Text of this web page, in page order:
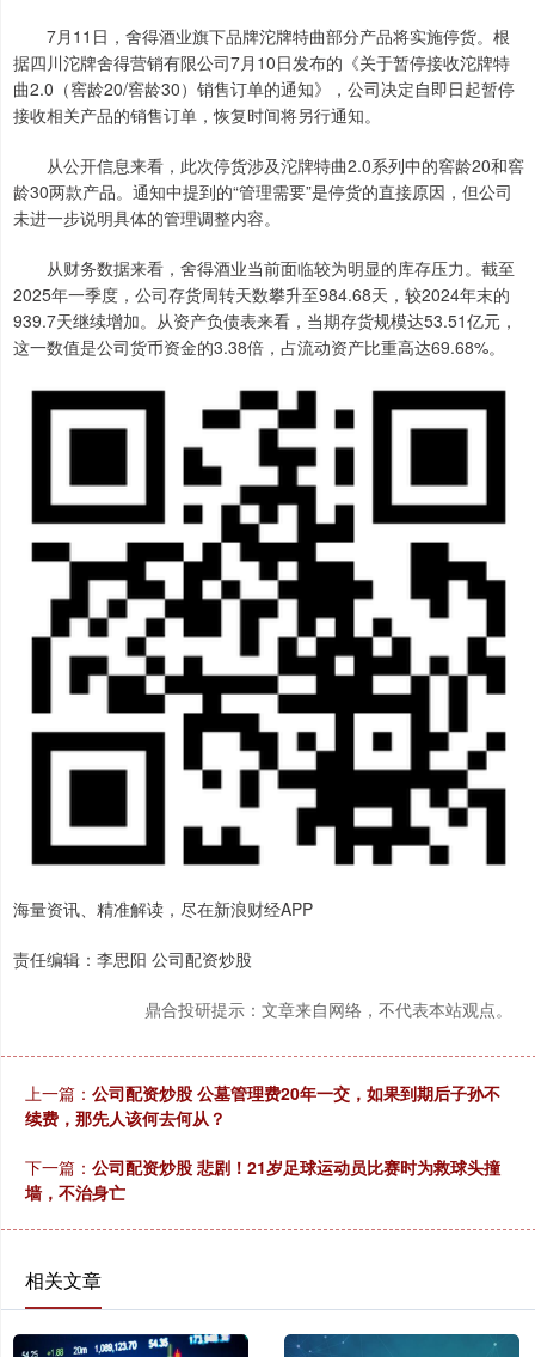
7月11日，舍得酒业旗下品牌沱牌特曲部分产品将实施停货。根
据四川沱牌舍得营销有限公司7月10日发布的《关于暂停接收沱牌特
曲2.0（窖龄20/窖龄30）销售订单的通知》，公司决定自即日起暂停
接收相关产品的销售订单，恢复时间将另行通知。
从公开信息来看，此次停货涉及沱牌特曲2.0系列中的窖龄20和窖
龄30两款产品。通知中提到的“管理需要”是停货的直接原因，但公司
未进一步说明具体的管理调整内容。
从财务数据来看，舍得酒业当前面临较为明显的库存压力。截至
2025年一季度，公司存货周转天数攀升至984.68天，较2024年末的
939.7天继续增加。从资产负债表来看，当期存货规模达53.51亿元，
这一数值是公司货币资金的3.38倍，占流动资产比重高达69.68%。
海量资讯、精准解读，尽在新浪财经APP
责任编辑：李思阳 公司配资炒股
鼎合投研提示：文章来自网络，不代表本站观点。
上一篇： 公司配资炒股 公墓管理费20年一交，如果到期后子孙不
续费，那先人该何去何从？
下一篇： 公司配资炒股 悲剧！21岁足球运动员比赛时为救球头撞
墙，不治身亡
相关文章